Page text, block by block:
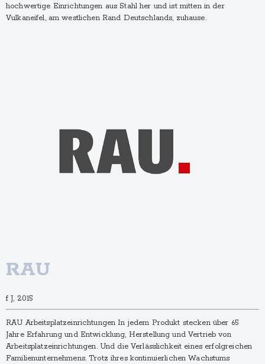
hochwertige Einrichtungen aus Stahl her und ist mitten in der
Vulkaneifel, am westlichen Rand Deutschlands, zuhause.
RAU
f J, 2015
RAU Arbeitsplatz­einrich­tungen In jedem Produkt stecken über 65
Jahre Erfahrung und Entwicklung, Herstellung und Vertrieb von
Arbeitsplatzeinrichtungen. Und die Verlässlichkeit eines erfolgreichen
Familienunternehmens. Trotz ihres kontinuierlichen Wachstums